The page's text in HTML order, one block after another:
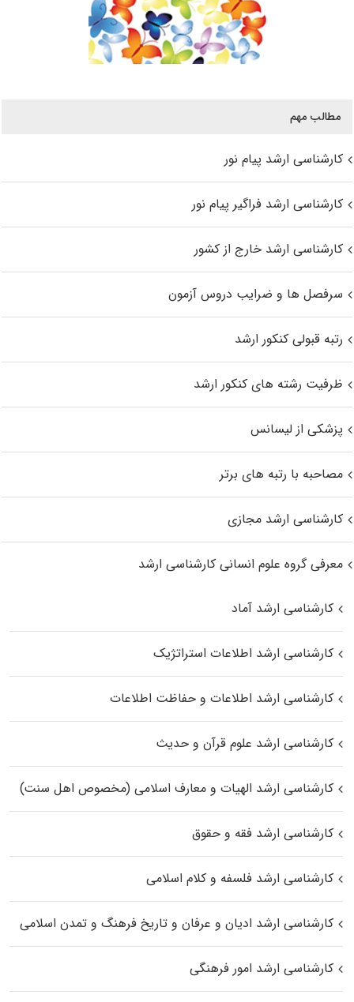
مطالب مهم
کارشناسی ارشد پیام نور
کارشناسی ارشد فراگیر پیام نور
کارشناسی ارشد خارج از کشور
سرفصل ها و ضرایب دروس آزمون
رتبه قبولی کنکور ارشد
ظرفیت رشته های کنکور ارشد
پزشکی از لیسانس
مصاحبه با رتبه های برتر
کارشناسی ارشد مجازی
معرفی گروه علوم انسانی کارشناسی ارشد
کارشناسی ارشد آماد
کارشناسی ارشد اطلاعات استراتژیک
کارشناسی ارشد اطلاعات و حفاظت اطلاعات
کارشناسی ارشد علوم قرآن و حدیث
کارشناسی ارشد الهیات و معارف اسلامی (مخصوص اهل سنت)
کارشناسی ارشد فقه و حقوق
کارشناسی ارشد فلسفه و کلام اسلامی
کارشناسی ارشد ادیان و عرفان و تاریخ فرهنگ و تمدن اسلامی
کارشناسی ارشد امور فرهنگی